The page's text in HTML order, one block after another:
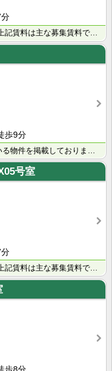
注意：複数室まとめて記載しています ◆上記賃料は主な募集賃料です（4.2万円～4.5万円） ◆･･･
歩9分
号室